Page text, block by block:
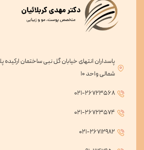
شمالی واحد ۱۰
۰۲۱-۲۶۷۲۳۵۶۸
۰۲۱-۲۶۷۲۳۵۷۴
۰۲۱-۲۶۷۱۲۹۸۲